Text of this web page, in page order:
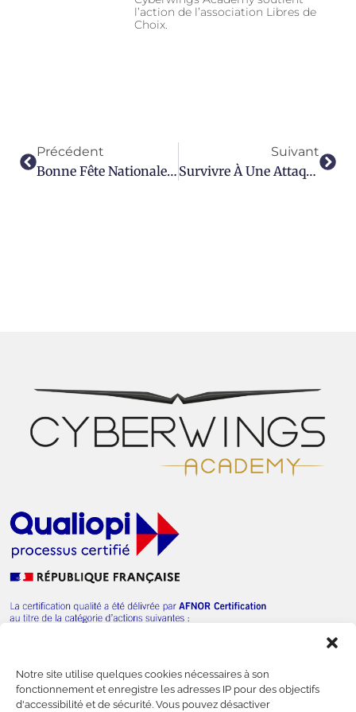
Notre site utilise quelques cookies nécessaires à son
fonctionnement et enregistre les adresses IP pour des objectifs
d'accessibilité et de sécurité. Vous pouvez désactiver
l’action de l’association Libres de
Choix.
Précédent
Bonne Fête Nationale À Toutes Et À Tous !
Suivant
Survivre À Une Attaque Cyber Majeure
— Nous contacter